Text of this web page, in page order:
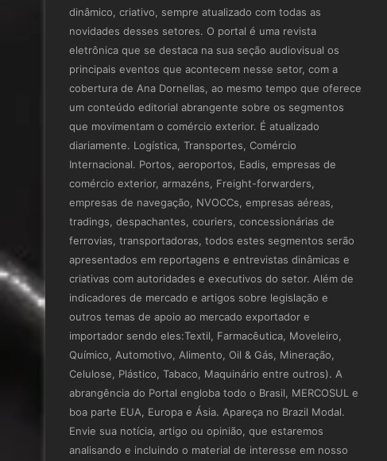
dinâmico, criativo, sempre atualizado com todas as
novidades desses setores. O portal é uma revista
eletrônica que se destaca na sua seção audiovisual os
principais eventos que acontecem nesse setor, com a
cobertura de Ana Dornellas, ao mesmo tempo que oferece
um conteúdo editorial abrangente sobre os segmentos
que movimentam o comércio exterior. É atualizado
diariamente. Logística, Transportes, Comércio
Internacional. Portos, aeroportos, Eadis, empresas de
comércio exterior, armazéns, Freight-forwarders,
empresas de navegação, NVOCCs, empresas aéreas,
tradings, despachantes, couriers, concessionárias de
ferrovias, transportadoras, todos estes segmentos serão
apresentados em reportagens e entrevistas dinâmicas e
criativas com autoridades e executivos do setor. Além de
indicadores de mercado e artigos sobre legislação e
outros temas de apoio ao mercado exportador e
importador sendo eles:Textil, Farmacêutica, Moveleiro,
Químico, Automotivo, Alimento, Oil & Gás, Mineração,
Celulose, Plástico, Tabaco, Maquinário entre outros). A
abrangência do Portal engloba todo o Brasil, MERCOSUL e
boa parte EUA, Europa e Ásia. Apareça no Brazil Modal.
Envie sua notícia, artigo ou opinião, que estaremos
analisando e incluindo o material de interesse em nosso